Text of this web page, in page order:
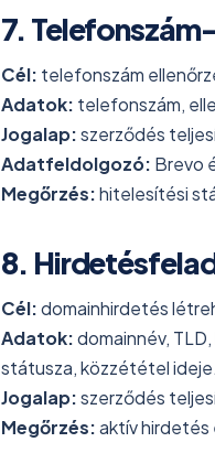
7.
Cél: telefonszám
Adatok: telefonszám,
Jogalap:szerződés
Adatfeldolgozó: Brevo
Megőrzés:hitelesítési
8.
Cél:domainhirdetés
Adatok:domainnév,
státusza, közzététel ideje.
Jogalap:szerződés
Megőrzés:aktív hirdetés